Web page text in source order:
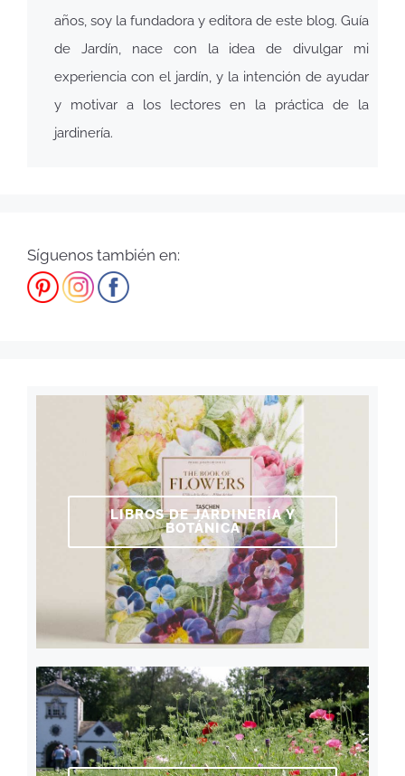
años, soy la fundadora y editora de este blog. Guía
de Jardín, nace con la idea de divulgar mi
experiencia con el jardín, y la intención de ayudar
y motivar a los lectores en la práctica de la
jardinería.
Síguenos también en:
LIBROS DE JARDINERÍA Y
BOTÁNICA